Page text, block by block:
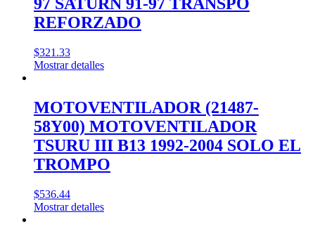
REFORZADO
$321.33
Mostrar detalles
MOTOVENTILADOR (21487-
58Y00) MOTOVENTILADOR
TSURU III B13 1992-2004 SOLO EL
TROMPO
$536.44
Mostrar detalles